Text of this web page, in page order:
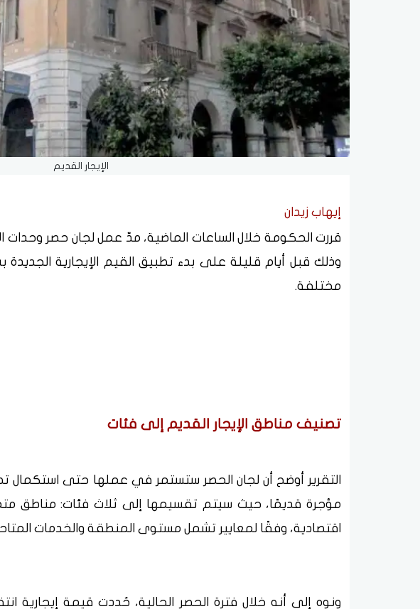
الإيجار القديم
إيهاب زيدان
وذلك قبل أيام قليلة على بدء تطبيق القيم الإيجارية
مختلفة.
تصنيف مناطق الإيجار القديم إلى فئات
التقرير أوضح أن لجان الحصر ستستمر في عملها حتى
مؤجرة قديمًا، حيث سيتم تقسيمها إلى ثلاث فئات: مناطق
اقتصادية، وفقًا لمعايير تشمل مستوى المنطقة والخدمات